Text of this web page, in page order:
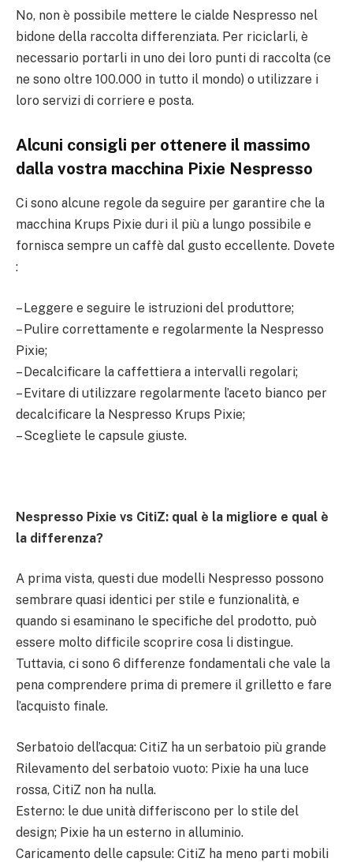
No, non è possibile mettere le cialde Nespresso nel
bidone della raccolta differenziata. Per riciclarli, è
necessario portarli in uno dei loro punti di raccolta (ce
ne sono oltre 100.000 in tutto il mondo) o utilizzare i
loro servizi di corriere e posta.
Alcuni consigli per ottenere il massimo
dalla vostra macchina Pixie Nespresso
Ci sono alcune regole da seguire per garantire che la
macchina Krups Pixie duri il più a lungo possibile e
fornisca sempre un caffè dal gusto eccellente. Dovete
:
– Leggere e seguire le istruzioni del produttore;
– Pulire correttamente e regolarmente la Nespresso
Pixie;
– Decalcificare la caffettiera a intervalli regolari;
– Evitare di utilizzare regolarmente l’aceto bianco per
decalcificare la Nespresso Krups Pixie;
– Scegliete le capsule giuste.
Nespresso Pixie vs CitiZ: qual è la migliore e qual è
la differenza?
A prima vista, questi due modelli Nespresso possono
sembrare quasi identici per stile e funzionalità, e
quando si esaminano le specifiche del prodotto, può
essere molto difficile scoprire cosa li distingue.
Tuttavia, ci sono 6 differenze fondamentali che vale la
pena comprendere prima di premere il grilletto e fare
l’acquisto finale.
Serbatoio dell’acqua: CitiZ ha un serbatoio più grande
Rilevamento del serbatoio vuoto: Pixie ha una luce
rossa, CitiZ non ha nulla.
Esterno: le due unità differiscono per lo stile del
design; Pixie ha un esterno in alluminio.
Caricamento delle capsule: CitiZ ha meno parti mobili